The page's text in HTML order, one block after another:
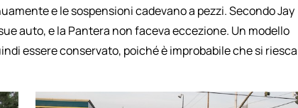
e le sospensioni cadevano a pezzi. Secondo Jay
auto, e la Pantera non faceva eccezione. Un modello
essere conservato, poiché è improbabile che si